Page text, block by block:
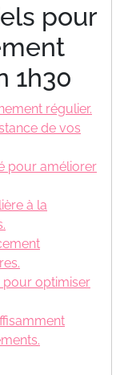
pour
1h30
régulier.
de vos
pour améliorer
à la
pour optimiser